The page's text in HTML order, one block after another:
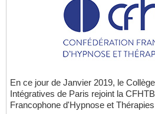
En ce jour de Janvier 2019, le
Intégratives de Paris rejoint la
Francophone d'Hypnose et